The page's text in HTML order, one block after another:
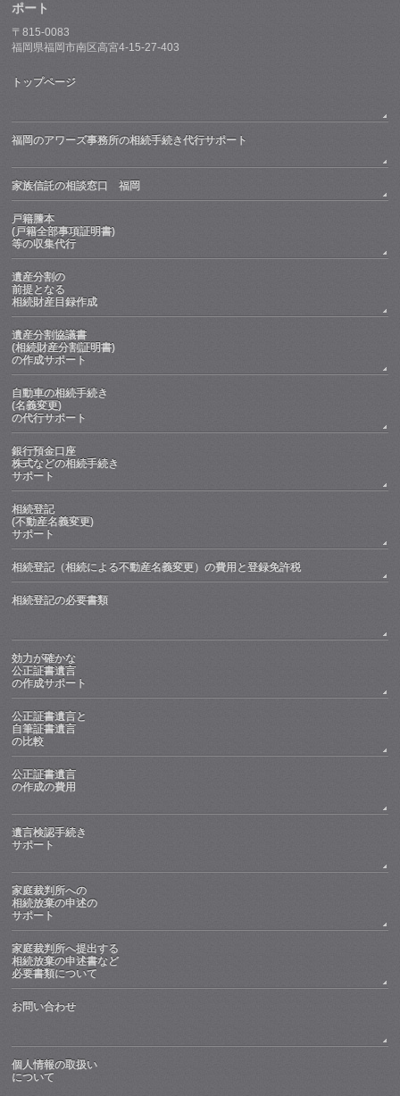
ポート
〒815-0083
福岡県福岡市南区高宮4-15-27-403
トップページ
福岡のアワーズ事務所の相続手続き代行サポート
家族信託の相談窓口 福岡
戸籍謄本
(戸籍全部事項証明書)
等の収集代行
遺産分割の
前提となる
相続財産目録作成
遺産分割協議書
(相続財産分割証明書)
の作成サポート
自動車の相続手続き
(名義変更)
の代行サポート
銀行預金口座
株式などの相続手続き
サポート
相続登記
(不動産名義変更)
サポート
相続登記（相続による不動産名義変更）の費用と登録免許税
相続登記の必要書類
効力が確かな
公正証書遺言
の作成サポート
公正証書遺言と
自筆証書遺言
の比較
公正証書遺言
の作成の費用
遺言検認手続き
サポート
家庭裁判所への
相続放棄の申述の
サポート
家庭裁判所へ提出する
相続放棄の申述書など
必要書類について
お問い合わせ
個人情報の取扱い
について